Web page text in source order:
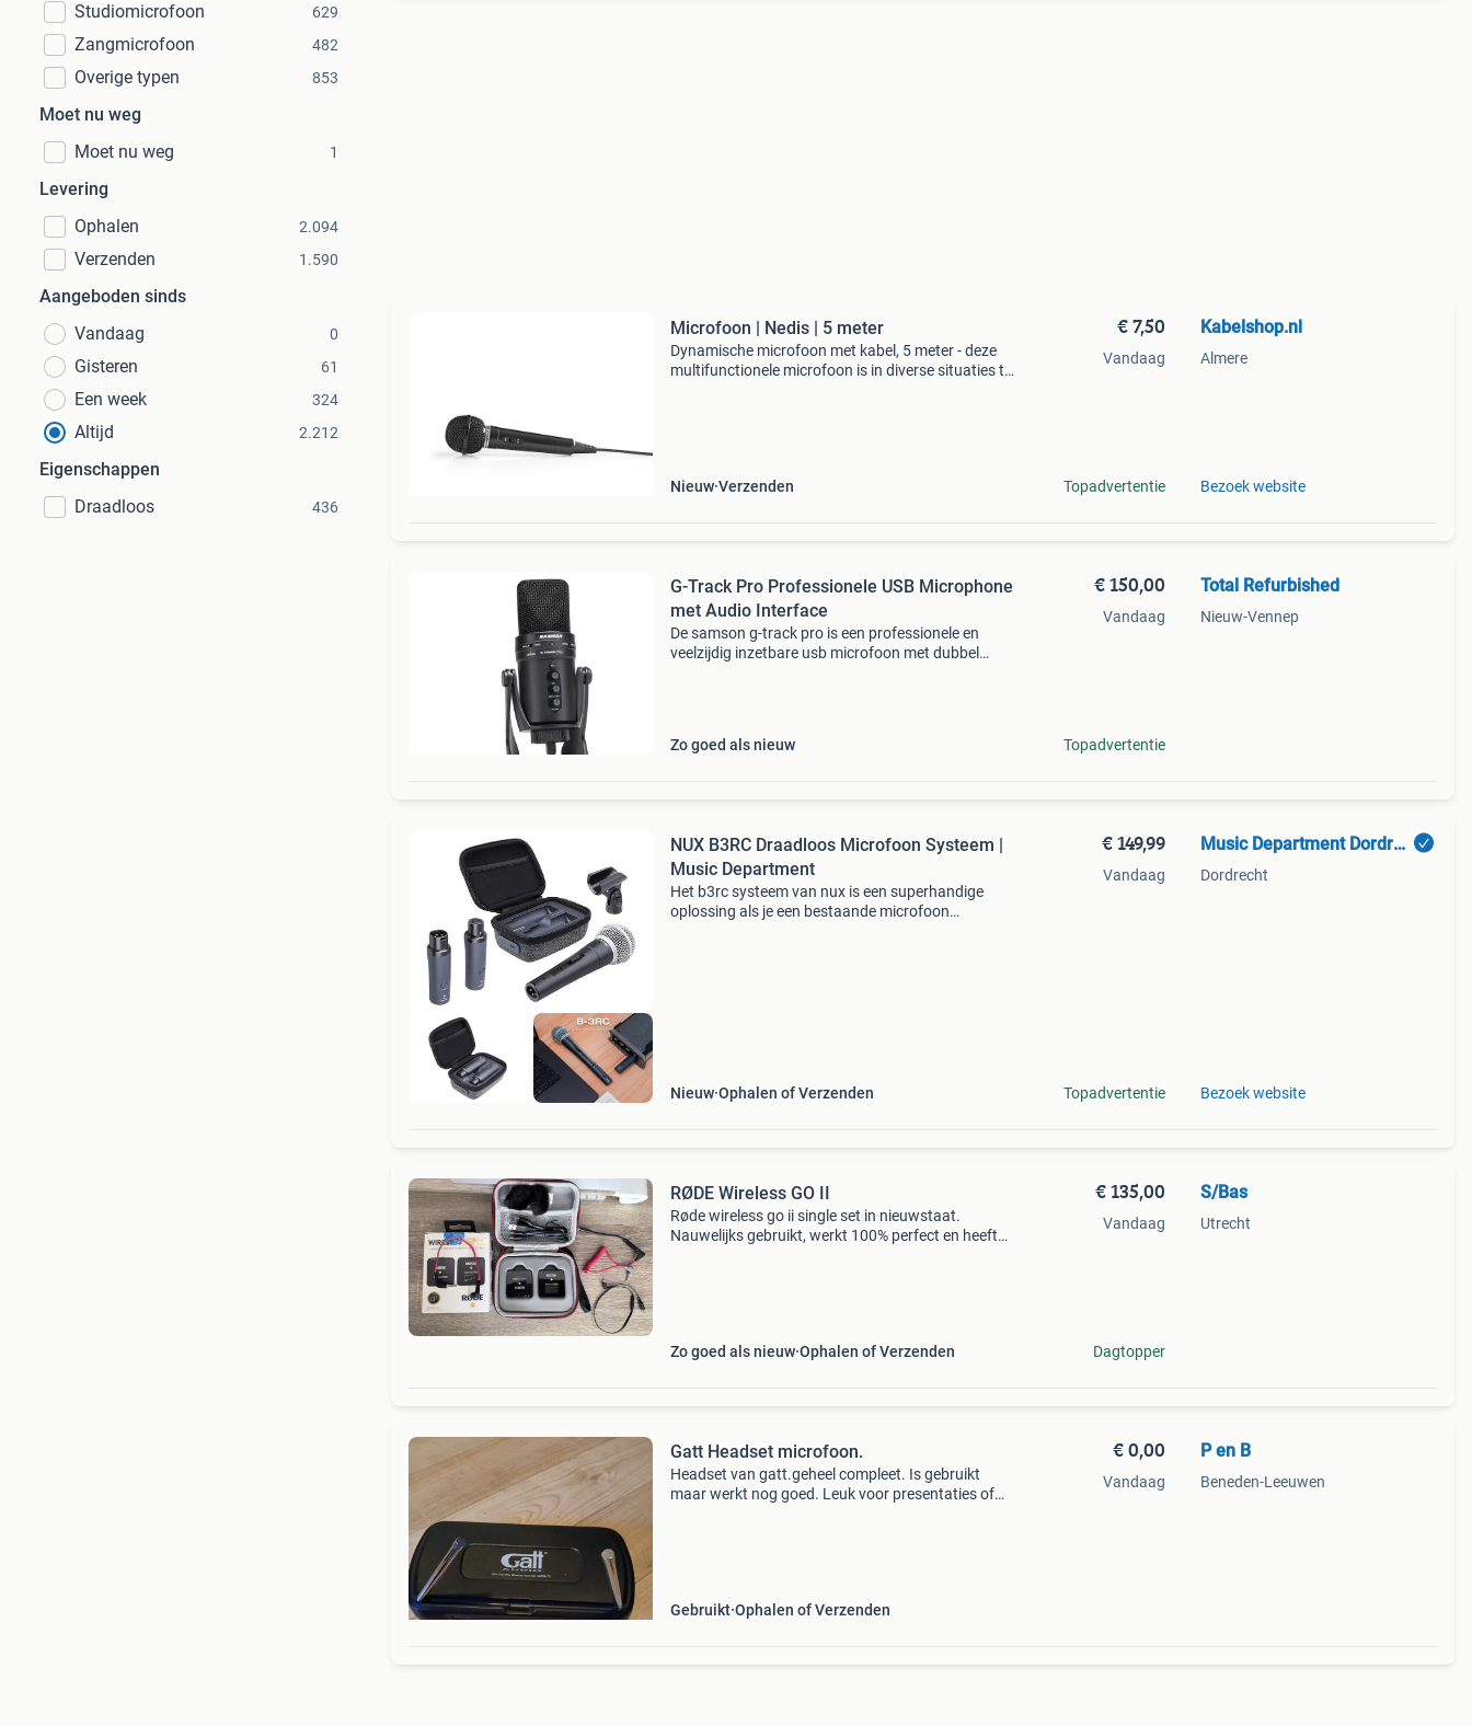
Studiomicrofoon 629
Zangmicrofoon 482
Overige typen 853
Moet nu weg
Moet nu weg
1
Levering
Ophalen
2.094
Verzenden 1.590
Aangeboden sinds
Vandaag
0
Gisteren 61
Een week 324
Altijd 2.212
Eigenschappen
Draadloos
436
Microfoon | Nedis | 5 meter
Dynamische microfoon met kabel, 5 meter - deze
multifunctionele microfoon is in diverse situaties te
Nieuw Verzenden
€ 7,50
Vandaag
Topadvertentie
Kabelshop.nl
Almere
Bezoek website
G-Track Pro Professionele USB Microphone
met Audio Interface
De samson g-track pro is een professionele en
veelzijdig inzetbare usb microfoon met dubbel
Zo goed als nieuw
€ 150,00
Vandaag
Topadvertentie
Total Refurbished
Nieuw-Vennep
NUX B3RC Draadloos Microfoon Systeem |
Music Department
Het b3rc systeem van nux is een superhandige
oplossing als je een bestaande microfoon
Nieuw Ophalen of Verzenden
€ 149,99
Vandaag
Topadvertentie
Music Department Dordrecht
Dordrecht
Bezoek website
RØDE Wireless GO II
Røde wireless go ii single set in nieuwstaat.
Nauwelijks gebruikt, werkt 100% perfect en heeft
Zo goed als nieuw Ophalen of Verzenden
€ 135,00
Vandaag
Dagtopper
S/Bas
Utrecht
Gatt Headset microfoon.
Headset van gatt.geheel compleet. Is gebruikt
maar werkt nog goed. Leuk voor presentaties of
Gebruikt Ophalen of Verzenden
€ 0,00
Vandaag
P en B
Beneden-Leeuwen